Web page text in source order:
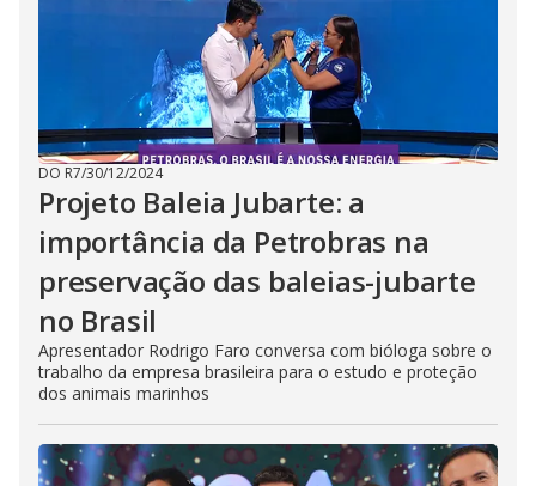
DO R7/30/12/2024
Projeto Baleia Jubarte: a
importância da Petrobras na
preservação das baleias-jubarte
no Brasil
Apresentador Rodrigo Faro conversa com bióloga sobre o
trabalho da empresa brasileira para o estudo e proteção
dos animais marinhos